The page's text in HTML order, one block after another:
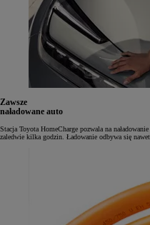
Zawsze
naładowane auto
Stacja Toyota HomeCharge pozwala na
zaledwie kilka godzin. Ładowanie odbywa się